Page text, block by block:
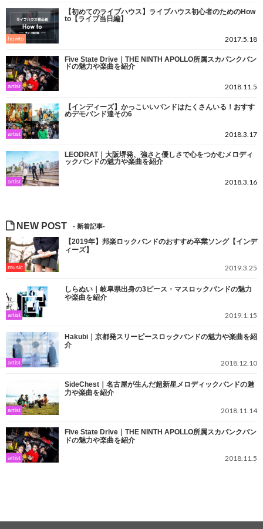
【初めてのライブハウス】ライブハウス初心者のためのHow
to【ライブ当日編】
howto 2017.5.18
Five State Drive｜THE NINTH APOLLO所属スカパンクバン
ド​の魅力や楽曲を紹介
artist 2018.11.5
【インディーズ】かっこいいバンドはたくさんいる！おすす
めデモバンド達その6
artist 2018.3.17
LEODRAT｜大阪堺発、強さと優しさで心をつかむメロディ
ックバンドの魅力や楽曲を紹介
artist 2018.3.16
NEW POST
【2019年】邦楽ロックバンドのおすすめ卒業ソング【インデ
ィーズ】
music 2019.3.25
しらぬい｜岐阜県出身の3ピース・マスロックバンドの魅力
や楽曲を紹介
artist 2019.1.15
Hakubi｜京都発スリーピースロックバンドの魅力や楽曲を紹
介
artist 2018.12.10
SideChest｜名古屋が生んだ超新星メロディックバンドの魅
力や楽曲を紹介
artist 2018.11.14
Five State Drive｜THE NINTH APOLLO所属スカパンクバン
ド​の魅力や楽曲を紹介
artist 2018.11.5